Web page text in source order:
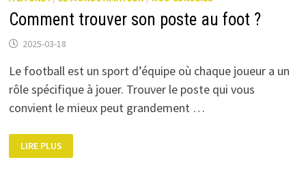
Comment trouver son poste au foot ?
2025-03-18
Le football est un sport d’équipe où chaque joueur a un
rôle spécifique à jouer. Trouver le poste qui vous
convient le mieux peut grandement …
TROUVER
SON
LIRE PLUS